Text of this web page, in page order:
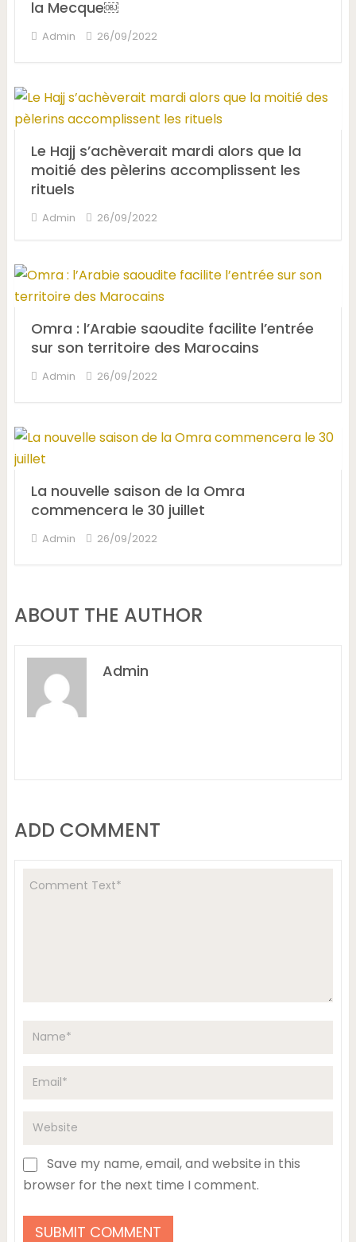
la Mecque￼
Admin 26/09/2022
Le Hajj s’achèverait mardi alors que la
moitié des pèlerins accomplissent les
rituels
Admin 26/09/2022
Omra : l’Arabie saoudite facilite l’entrée
sur son territoire des Marocains
Admin 26/09/2022
La nouvelle saison de la Omra
commencera le 30 juillet
Admin 26/09/2022
ABOUT THE AUTHOR
Admin
ADD COMMENT
Save my name, email, and website in this
browser for the next time I comment.